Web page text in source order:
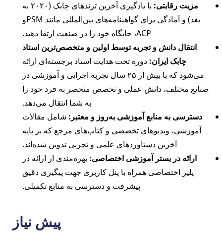
مزیت رقابتی:
با یادگیری آخرین ترندهای چابک (۲۰۲۰ به
بعد) و آمادگی برای گواهینامه‌های بین‌المللی مانند PSMو
ACP، جایگاه خود را در صنعت ارتقا دهید.
انتقال دانش و تجربه توسط اولین و متخصص‌ترین استاد
چابک ایران: دوره تحت هدایت استاد برجسته‌ای ارائه
می‌شود که با بیش از ۲۵ سال تجربه اجرایی و آموزشی در
صنایع مختلف، دانش عملی و تخصص منحصر به فرد خود را
به شما انتقال می‌دهد.
دسترسی به منابع آموزشی به‌روز و معتبر: شامل مقالات
آموزشی، ویدیوهای تخصصی و کتاب‌های مرجع که بر پایه
آخرین دستاوردهای علمی و تجربی تدوین شده‌اند.
ارائه در بستر آموزشی اختصاصی: بهره‌مندی از ارائه در
پلیر اختصاصی همراه با پنل کاربری جهت پیگیری دقیق
پیشرفت و دسترسی به منابع تکمیلی.
پیش نیاز